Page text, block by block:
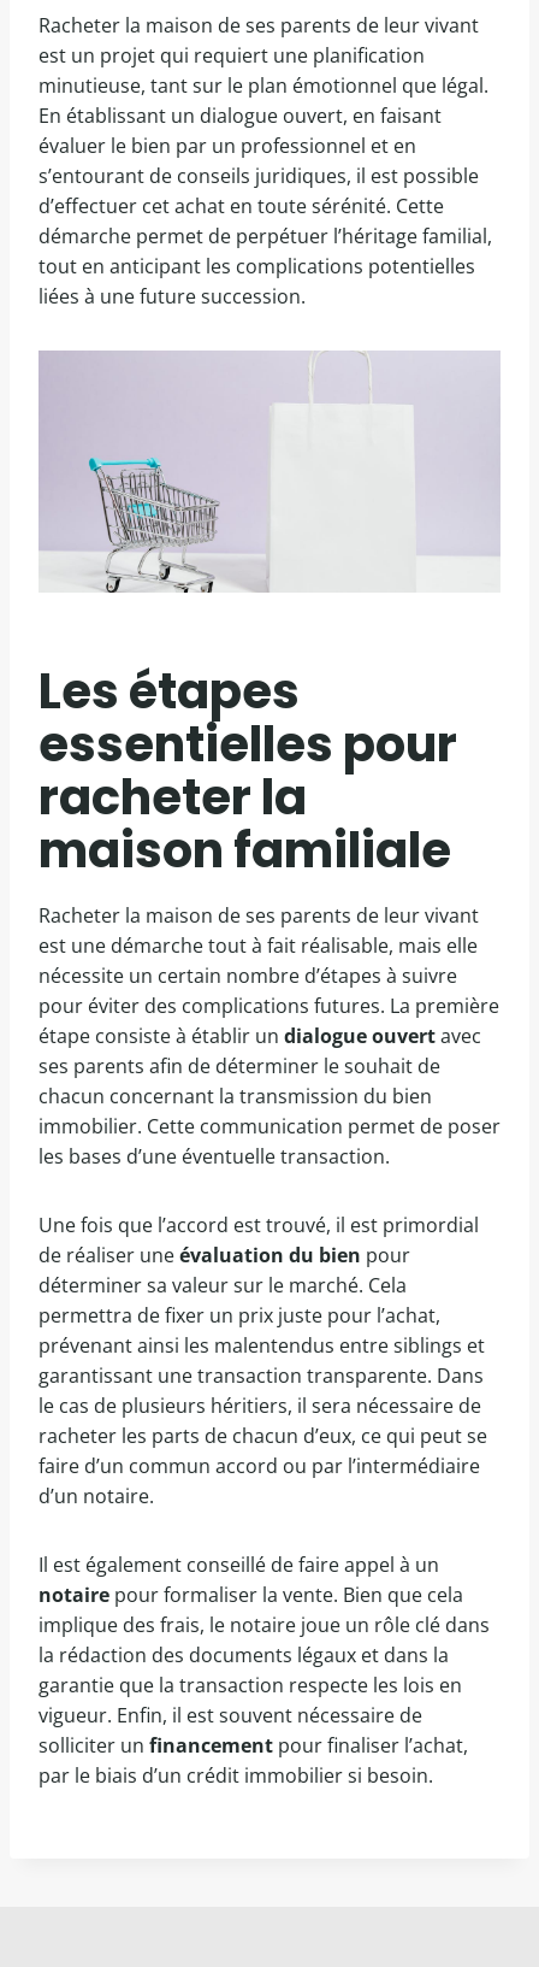
Racheter la maison de ses parents de leur vivant
est un projet qui requiert une planification
minutieuse, tant sur le plan émotionnel que légal.
En établissant un dialogue ouvert, en faisant
évaluer le bien par un professionnel et en
s’entourant de conseils juridiques, il est possible
d’effectuer cet achat en toute sérénité. Cette
démarche permet de perpétuer l’héritage familial,
tout en anticipant les complications potentielles
liées à une future succession.
Les étapes
essentielles pour
racheter la
maison familiale
Racheter la maison de ses parents de leur vivant
est une démarche tout à fait réalisable, mais elle
nécessite un certain nombre d’étapes à suivre
pour éviter des complications futures. La première
étape consiste à établir un dialogue ouvertavec
ses parents afin de déterminer le souhait de
chacun concernant la transmission du bien
immobilier. Cette communication permet de poser
les bases d’une éventuelle transaction.
Une fois que l’accord est trouvé, il est primordial
de réaliser uneévaluation du bien pour
déterminer sa valeur sur le marché. Cela
permettra de fixer un prix juste pour l’achat,
prévenant ainsi les malentendus entre siblings et
garantissant une transaction transparente. Dans
le cas de plusieurs héritiers, il sera nécessaire de
racheter les parts de chacun d’eux, ce qui peut se
faire d’un commun accord ou par l’intermédiaire
d’un notaire.
Il est également conseillé de faire appel à un
notaire pour formaliser la vente. Bien que cela
implique des frais, le notaire joue un rôle clé dans
la rédaction des documents légaux et dans la
garantie que la transaction respecte les lois en
vigueur. Enfin, il est souvent nécessaire de
solliciter un financement pour finaliser l’achat,
par le biais d’un crédit immobilier si besoin.